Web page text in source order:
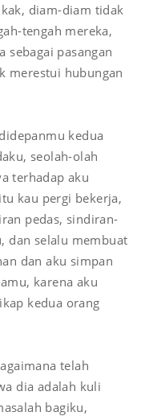
diam-diam tidak
tengah mereka,
sebagai pasangan
merestui hubungan
kedua
seolah-olah
terhadap aku
kau pergi bekerja,
pedas, sindiran-
dan selalu membuat
dan aku simpan
karena aku
kedua orang
telah
dia adalah kuli
bagiku,